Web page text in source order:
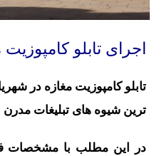
اجرای تابلو
تابلو کامپوزیت مغازه در
ترین شیوه های تبلیغات
در این مطلب با مشخصات